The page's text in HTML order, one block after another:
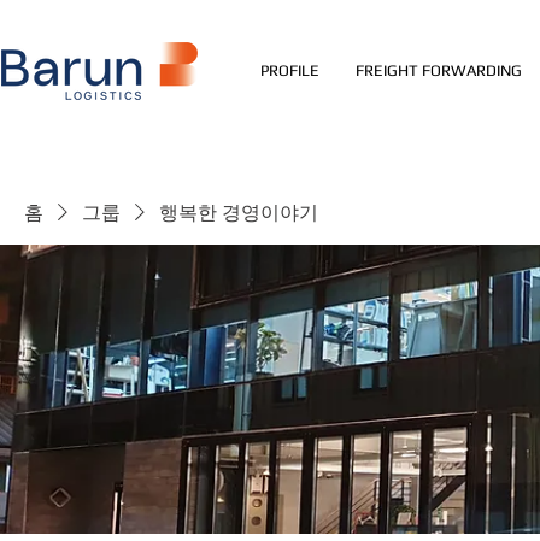
PROFILE FREIGHT FORWARDING
홈 그룹 행복한 경영이야기